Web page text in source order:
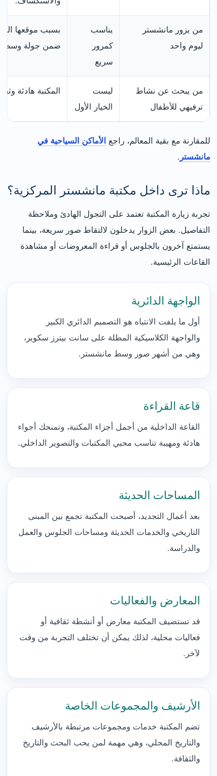
من يزور مانشستر
ليوم واحد
يناسب
كمرور
سريع
ضمن جولة وسط
من يبحث عن نشاط
ترفيهي للأطفال
ليست
الخيار الأول
المكتبة هادئة
للمقارنة مع بقية المعالم، راجع
الأماكن السياحية في
مانشستر .
ماذا ترى داخل مكتبة مانشستر المركزية؟
تجربة زيارة المكتبة تعتمد على التجول الهادئ وملاحظة
التفاصيل. بعض الزوار يدخلون لالتقاط صور سريعة، بينما
يستمتع آخرون بالجلوس أو قراءة المعروضات أو مشاهدة
القاعات الرئيسية.
الواجهة الدائرية
أول ما يلفت الانتباه هو التصميم الدائري الكبير
والواجهة الكلاسيكية المطلة على سانت بيترز سكوير،
وهي من أشهر صور وسط مانشستر.
قاعة القراءة
القاعة الداخلية من أجمل أجزاء المكتبة، وتمنحك أجواء
هادئة ومهيبة تناسب محبي المكتبات والتصوير الداخلي.
المساحات الحديثة
بعد أعمال التجديد، أصبحت المكتبة تجمع بين المبنى
التاريخي والخدمات الحديثة ومساحات الجلوس والعمل
والدراسة.
المعارض والفعاليات
قد تستضيف المكتبة معارض أو أنشطة ثقافية أو
فعاليات محلية، لذلك يمكن أن تختلف التجربة من وقت
لآخر.
الأرشيف والمجموعات الخاصة
تضم المكتبة خدمات ومجموعات مرتبطة بالأرشيف
والتاريخ المحلي، وهي مهمة لمن يحب البحث والتاريخ
والثقافة.